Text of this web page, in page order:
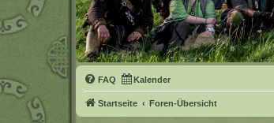
FAQ Kalender
Startseite Foren-Übersicht